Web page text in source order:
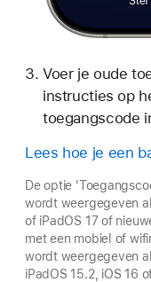
Voer je oude
instructies op
toegangscode
Lees hoe je een
De optie
wordt weergegeven
of iPadOS 17 of
met een mobiel of
wordt weergegeven
iPadOS 15.2, iOS 16